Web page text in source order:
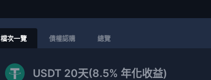
檔次一覽 債權認購 總覽
USDT 20天(8.5% 年化收益)